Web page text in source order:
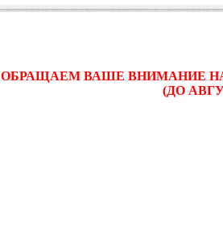
ОБРАЩАЕМ ВАШЕ ВНИМАНИЕ
(ДО